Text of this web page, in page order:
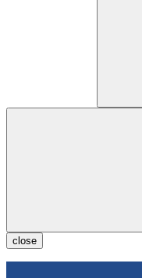
close